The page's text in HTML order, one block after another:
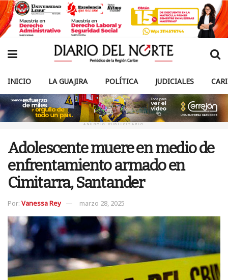
INICIO LA GUAJIRA POLÍTICA JUDICIALES
ANUNCIO PUBLICITARIO
Adolescente muere en medio de
enfrentamiento armado en
Cimitarra, Santander
Por: Vanessa Rey marzo 28, 2025